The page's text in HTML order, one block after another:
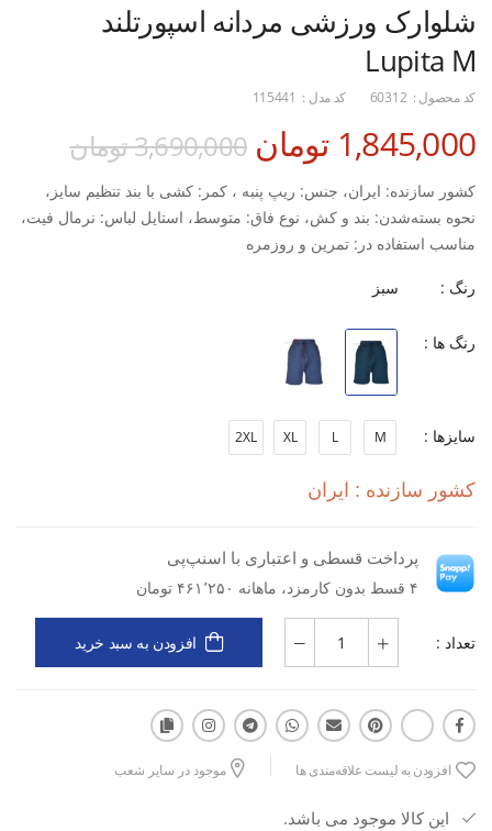
شلوارک ورزشی مردانه اسپورتلند
Lupita M
کد محصول : 60312 کد مدل : 115441
1,845,000 تومان 3,690,000 تومان
کشور سازنده: ایران، جنس: ریپ پنبه ، کمر: کشی با بند تنظیم سایز،
نحوه بسته‌شدن: بند و کش، نوع فاق: متوسط، استایل لباس: نرمال فیت،
مناسب استفاده در: تمرین و روزمره
رنگ : سبز
رنگ ها :
سایزها : M
L
XL
2XL
کشور سازنده : ایران
پرداخت قسطی و اعتباری با اسنپ‌پی
۴ قسط بدون کارمزد، ماهانه ۴۶۱٬۲۵۰ تومان
تعداد : افزودن به سبد خرید
افزودن به لیست علاقه‌مندی ها موجود در سایر شعب
این کالا موجود می باشد.